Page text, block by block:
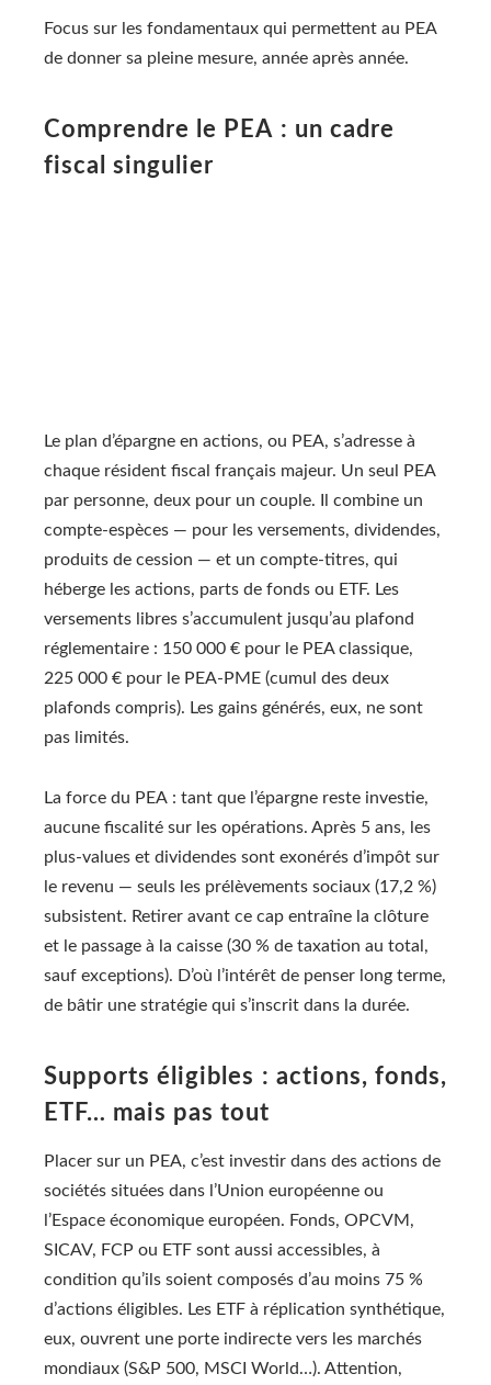
Focus sur les fondamentaux qui permettent au PEA
de donner sa pleine mesure, année après année.
Comprendre le PEA : un cadre
fiscal singulier
Le plan d’épargne en actions, ou PEA, s’adresse à
chaque résident fiscal français majeur. Un seul PEA
par personne, deux pour un couple. Il combine un
compte-espèces — pour les versements, dividendes,
produits de cession — et un compte-titres, qui
héberge les actions, parts de fonds ou ETF. Les
versements libres s’accumulent jusqu’au plafond
réglementaire : 150 000 € pour le PEA classique,
225 000 € pour le PEA-PME (cumul des deux
plafonds compris). Les gains générés, eux, ne sont
pas limités.
La force du PEA : tant que l’épargne reste investie,
aucune fiscalité sur les opérations. Après 5 ans, les
plus-values et dividendes sont exonérés d’impôt sur
le revenu — seuls les prélèvements sociaux (17,2 %)
subsistent. Retirer avant ce cap entraîne la clôture
et le passage à la caisse (30 % de taxation au total,
sauf exceptions). D’où l’intérêt de penser long terme,
de bâtir une stratégie qui s’inscrit dans la durée.
Supports éligibles : actions, fonds,
ETF… mais pas tout
Placer sur un PEA, c’est investir dans des actions de
sociétés situées dans l’Union européenne ou
l’Espace économique européen. Fonds, OPCVM,
SICAV, FCP ou ETF sont aussi accessibles, à
condition qu’ils soient composés d’au moins 75 %
d’actions éligibles. Les ETF à réplication synthétique,
eux, ouvrent une porte indirecte vers les marchés
mondiaux (S&P 500, MSCI World…). Attention,